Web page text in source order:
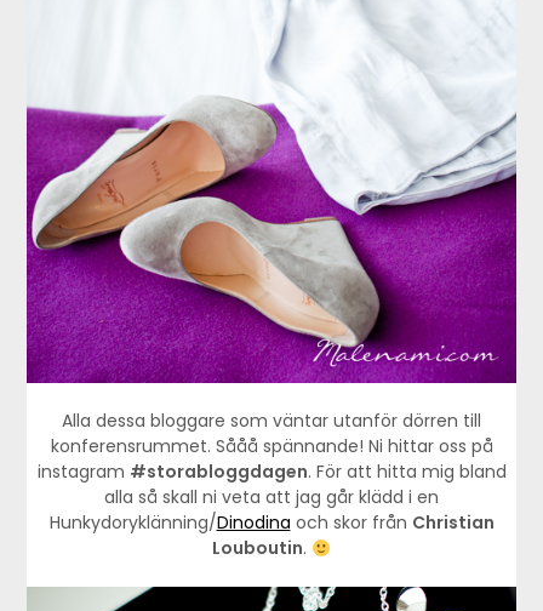
Alla dessa bloggare som väntar utanför dörren till
konferensrummet. Sååå spännande! Ni hittar oss på
instagram #storabloggdagen. För att hitta mig bland
alla så skall ni veta att jag går klädd i en
Hunkydoryklänning/Dinodina och skor från Christian
Louboutin.